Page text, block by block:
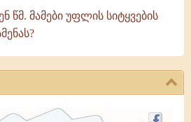
წმ. მამები უფლის სიტყვების